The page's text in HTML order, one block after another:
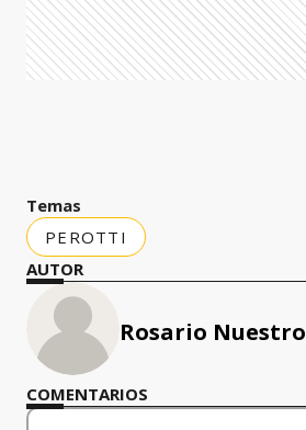
Temas
PEROTTI
AUTOR
Rosario Nuestro
COMENTARIOS